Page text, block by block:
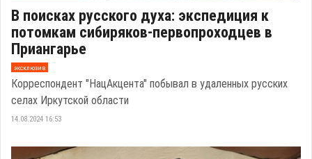
В поисках русского духа: экспедиция к
потомкам сибиряков-первопроходцев в
Приангарье
эксклюзив
Корреспондент "НацАкцента" побывал в удаленных русских
селах Иркутской области
14.08.2024 16:53